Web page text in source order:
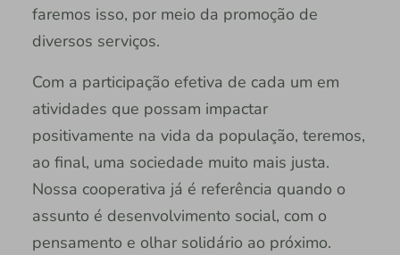
faremos isso, por meio da promoção de
diversos serviços.
Com a participação efetiva de cada um em
atividades que possam impactar
positivamente na vida da população, teremos,
ao final, uma sociedade muito mais justa.
Nossa cooperativa já é referência quando o
assunto é desenvolvimento social, com o
pensamento e olhar solidário ao próximo.